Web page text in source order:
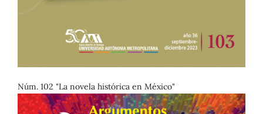
Núm. 102 "La novela histórica en México"